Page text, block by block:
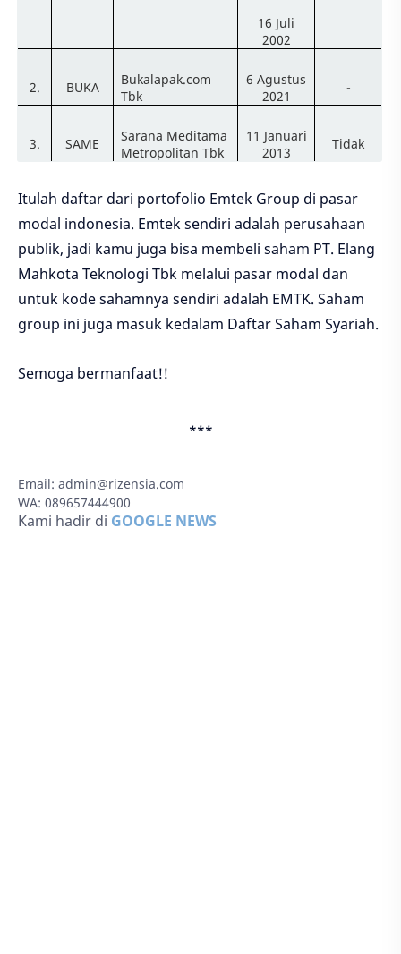
16 Juli
2002
2. BUKA
Bukalapak.com
Tbk
6 Agustus
2021
-
3. SAME
Sarana Meditama
Metropolitan Tbk
11 Januari
2013
Tidak
Itulah daftar dari portofolio Emtek Group di pasar
modal indonesia. Emtek sendiri adalah perusahaan
publik, jadi kamu juga bisa membeli saham PT. Elang
Mahkota Teknologi Tbk melalui pasar modal dan
untuk kode sahamnya sendiri adalah EMTK. Saham
group ini juga masuk kedalam Daftar Saham Syariah.
Semoga bermanfaat!!
***
Email: admin@rizensia.com
WA: 089657444900
Kami hadir di GOOGLE NEWS